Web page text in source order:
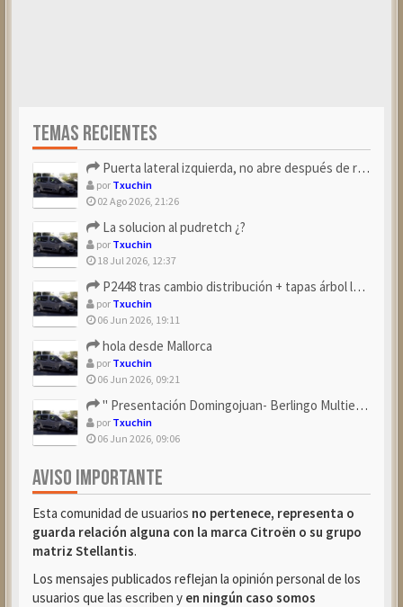
TEMAS RECIENTES
Puerta lateral izquierda, no abre después de repostar.
por Txuchin
02 Ago 2026, 21:26
La solucion al pudretch ¿?
por Txuchin
18 Jul 2026, 12:37
P2448 tras cambio distribución + tapas árbol levas
por Txuchin
06 Jun 2026, 19:11
hola desde Mallorca
por Txuchin
06 Jun 2026, 09:21
" Presentación Domingojuan- Berlingo Multiespace Blue ...
por Txuchin
06 Jun 2026, 09:06
AVISO IMPORTANTE
Esta comunidad de usuarios no pertenece, representa o
guarda relación alguna con la marca Citroën o su grupo
matriz Stellantis.
Los mensajes publicados reflejan la opinión personal de los
usuarios que las escriben y en ningún caso somos